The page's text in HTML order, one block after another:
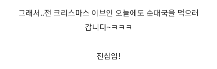
그래서..전 크리스마스 이브인 오늘에도 순대국을 먹으러
갑니다~ㅋㅋㅋ
진심임!